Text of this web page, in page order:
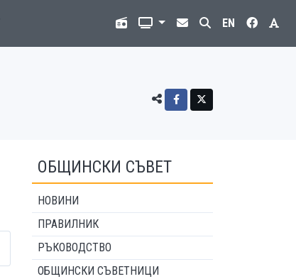
EN
ОБЩИНСКИ СЪВЕТ
НОВИНИ
ПРАВИЛНИК
РЪКОВОДСТВО
ОБЩИНСКИ СЪВЕТНИЦИ